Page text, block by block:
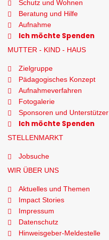
Schutz und Wohnen
Beratung und Hilfe
Aufnahme
Ich möchte Spenden
MUTTER - KIND - HAUS
Zielgruppe
Pädagogisches Konzept
Aufnahmeverfahren
Fotogalerie
Sponsoren und Unterstützer
Ich möchte Spenden
STELLENMARKT
Jobsuche
WIR ÜBER UNS
Aktuelles und Themen
Impact Stories
Impressum
Datenschutz
Hinweisgeber-Meldestelle